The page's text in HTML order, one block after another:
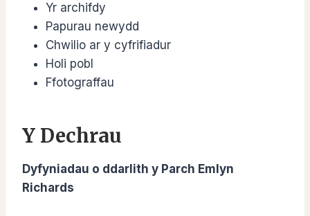
Yr archifdy
Papurau newydd
Chwilio ar y cyfrifiadur
Holi pobl
Ffotograffau
Y Dechrau
Dyfyniadau o ddarlith y Parch Emlyn
Richards